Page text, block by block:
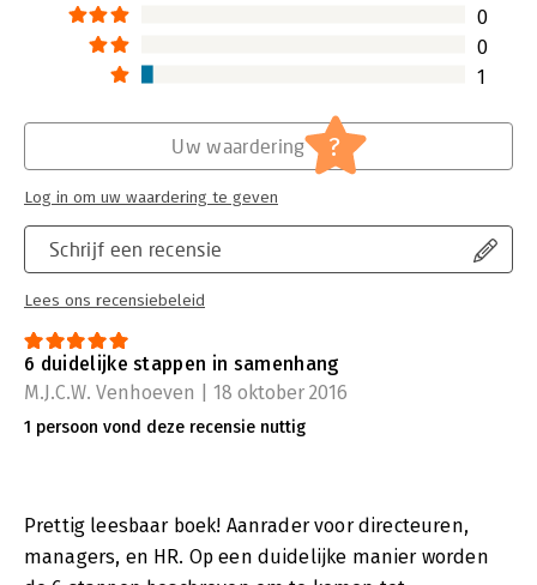
0
0
1
Schrijf een recensie
Lees ons recensiebeleid
Uw waardering ?
Log in om uw waardering te geven
6 duidelijke stappen in samenhang
M.J.C.W. Venhoeven | 18 oktober 2016
1 persoon vond deze recensie nuttig
Prettig leesbaar boek! Aanrader voor directeuren,
managers, en HR. Op een duidelijke manier worden